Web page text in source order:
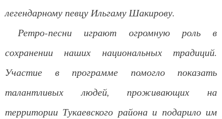
легендарному певцу Ильгаму Шакирову.
Ретро-песни играют огромную роль в
сохранении наших национальных традиций.
Участие в программе помогло показать
талантливых людей, проживающих на
территории Тукаевского района и подарило им